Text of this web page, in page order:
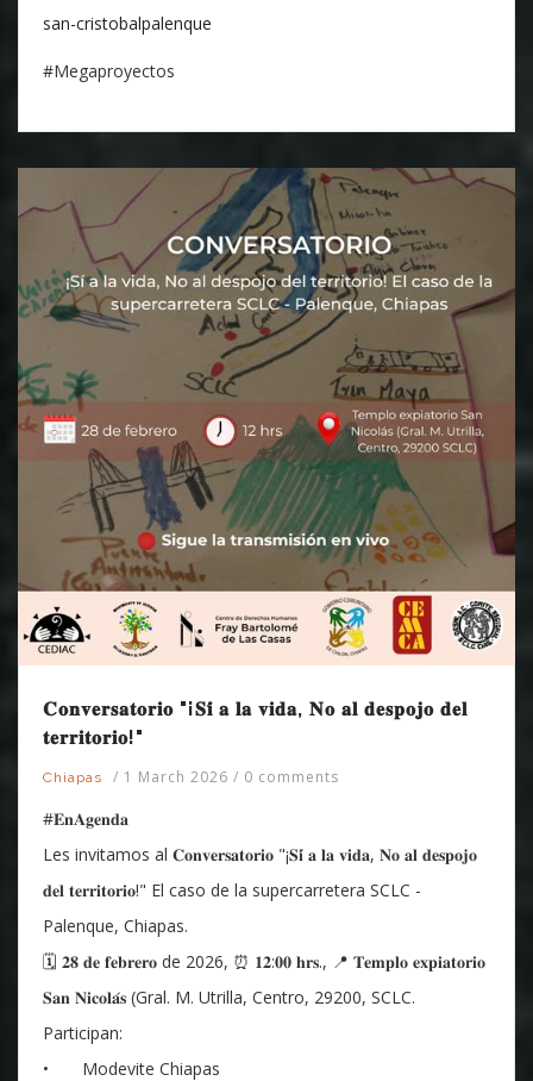
san-cristobalpalenque
#Megaproyectos
𝐂𝐨𝐧𝐯𝐞𝐫𝐬𝐚𝐭𝐨𝐫𝐢𝐨 "¡𝐒𝐢́ 𝐚 𝐥𝐚 𝐯𝐢𝐝𝐚, 𝐍𝐨 𝐚𝐥 𝐝𝐞𝐬𝐩𝐨𝐣𝐨 𝐝𝐞𝐥
𝐭𝐞𝐫𝐫𝐢𝐭𝐨𝐫𝐢𝐨!"
Chiapas / 1 March 2026 / 0 comments
#𝐄𝐧𝐀𝐠𝐞𝐧𝐝𝐚
Les invitamos al 𝐂𝐨𝐧𝐯𝐞𝐫𝐬𝐚𝐭𝐨𝐫𝐢𝐨 "¡𝐒𝐢́ 𝐚 𝐥𝐚 𝐯𝐢𝐝𝐚, 𝐍𝐨 𝐚𝐥 𝐝𝐞𝐬𝐩𝐨𝐣𝐨
𝐝𝐞𝐥 𝐭𝐞𝐫𝐫𝐢𝐭𝐨𝐫𝐢𝐨!" El caso de la supercarretera SCLC -
Palenque, Chiapas.
🗓 𝟐𝟖 𝐝𝐞 𝐟𝐞𝐛𝐫𝐞𝐫𝐨 de 2026, ⏰ 𝟏𝟐:𝟎𝟎 𝐡𝐫𝐬., 📍 𝐓𝐞𝐦𝐩𝐥𝐨 𝐞𝐱𝐩𝐢𝐚𝐭𝐨𝐫𝐢𝐨
𝐒𝐚𝐧 𝐍𝐢𝐜𝐨𝐥𝐚́𝐬 (Gral. M. Utrilla, Centro, 29200, SCLC.
Participan:
• Modevite Chiapas